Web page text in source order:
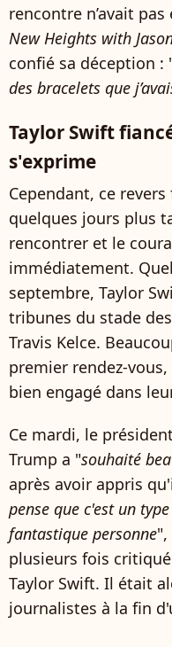
rencontre n’avait
New Heights with
confié sa déception :
des bracelets que
Taylor Swift
s'exprime
Cependant, ce
quelques jours plus
rencontrer et le
immédiatement.
septembre, Taylor
tribunes du stade
Travis Kelce.
premier rendez-
bien engagé dans
Ce mardi, le
Trump a "souhaité
après avoir appris
pense que c'est un
fantastique personne
plusieurs fois
Taylor Swift. Il était
journalistes à la fin